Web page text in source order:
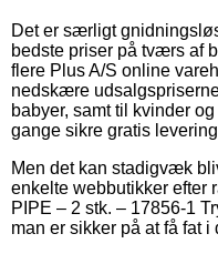
Det er særligt
bedste priser på tværs af
flere Plus A/S online
nedskære
babyer, samt til kvinder
gange sikre gratis
Men det kan stadigvæk
enkelte webbutikker efter
PIPE – 2 stk. – 17856-1
man er sikker på at få fat